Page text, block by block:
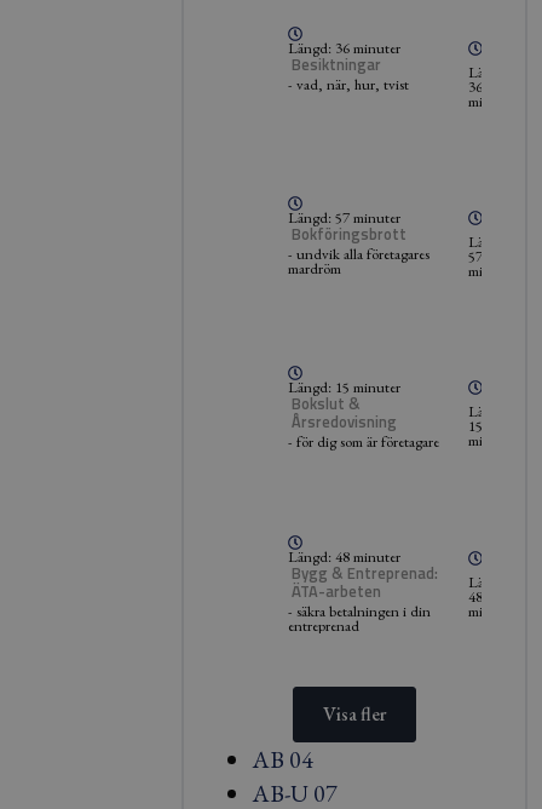
Längd: 36 minuter
Besiktningar
- vad, när, hur, tvist
Längd:
36
minuter
Längd: 57 minuter
Bokföringsbrott
- undvik alla företagares
mardröm
Längd:
57
minuter
Längd: 15 minuter
Bokslut &
Årsredovisning
- för dig som är företagare
Längd:
15
minuter
Längd: 48 minuter
Bygg & Entreprenad:
ÄTA-arbeten
- säkra betalningen i din
entreprenad
Längd:
48
minuter
Visa fler
AB 04
AB-U 07